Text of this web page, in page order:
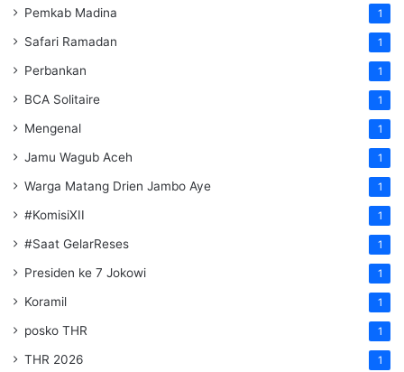
Pemkab Madina 1
Safari Ramadan 1
Perbankan 1
BCA Solitaire 1
Mengenal 1
Jamu Wagub Aceh 1
Warga Matang Drien Jambo Aye 1
#KomisiXII 1
#Saat GelarReses 1
Presiden ke 7 Jokowi 1
Koramil 1
posko THR 1
THR 2026 1